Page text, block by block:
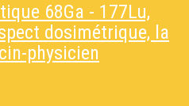
68Ga - 177Lu,
dosimétrique, la
physicien